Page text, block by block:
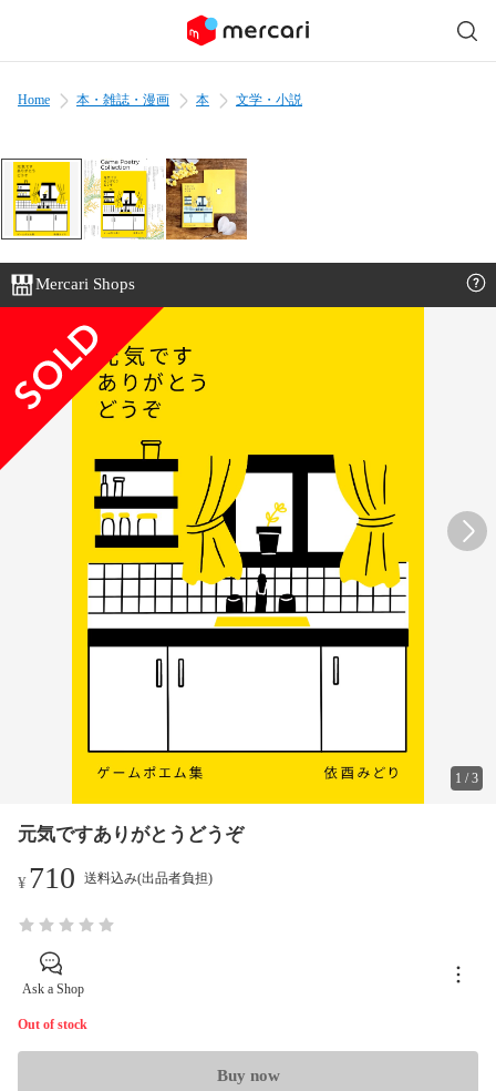
Home 本・雑誌・漫画 本 文学・小説
Mercari Shops
1 /3
元気ですありがとうどうぞ
¥710 送料込み(出品者負担)
Ask a Shop
Out of stock
Buy now